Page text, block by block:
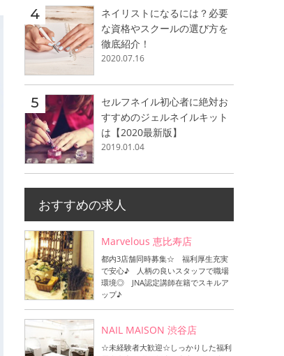
ネイリストになるには？必要
な資格やスクールの選び方を
徹底紹介！
2020.07.16
セルフネイル初心者に絶対お
すすめのジェルネイルキット
は【2020最新版】
2019.01.04
おすすめの求人
Marvelous 恵比寿店
都内3店舗同時募集☆ 福利厚生充実
で安心♪ 人柄の良いスタッフで職場
環境◎ JNA認定講師在籍でスキルア
ップ♪
NAIL MAISON 渋谷店
☆未経験者大歓迎☆しっかりした福利